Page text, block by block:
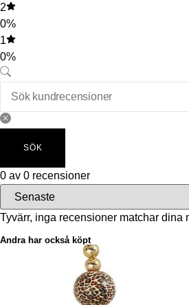
2
0%
1
0%
SÖK
0 av 0 recensioner
Tyvärr, inga recensioner matchar dina
Andra har också köpt